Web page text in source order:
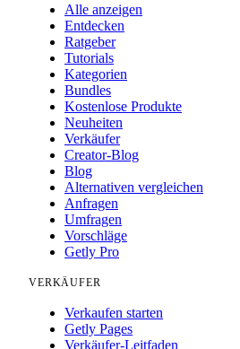
Alle anzeigen
Entdecken
Ratgeber
Tutorials
Kategorien
Bundles
Kostenlose Produkte
Neuheiten
Verkäufer
Creator-Blog
Blog
Alternativen vergleichen
Anfragen
Umfragen
Vorschläge
Getly Pro
VERKÄUFER
Verkaufen starten
Getly Pages
Verkäufer-Leitfaden